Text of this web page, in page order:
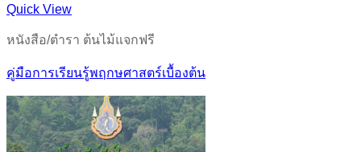
Quick View
หนังสือ/ตำรา ต้นไม้แจกฟรี
คู่มือการเรียนรู้พฤกษศาสตร์เบื้องต้น